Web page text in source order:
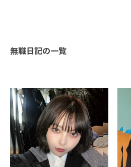
無職日記の一覧